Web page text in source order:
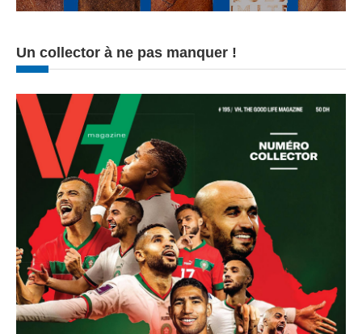
Un collector à ne pas manquer !